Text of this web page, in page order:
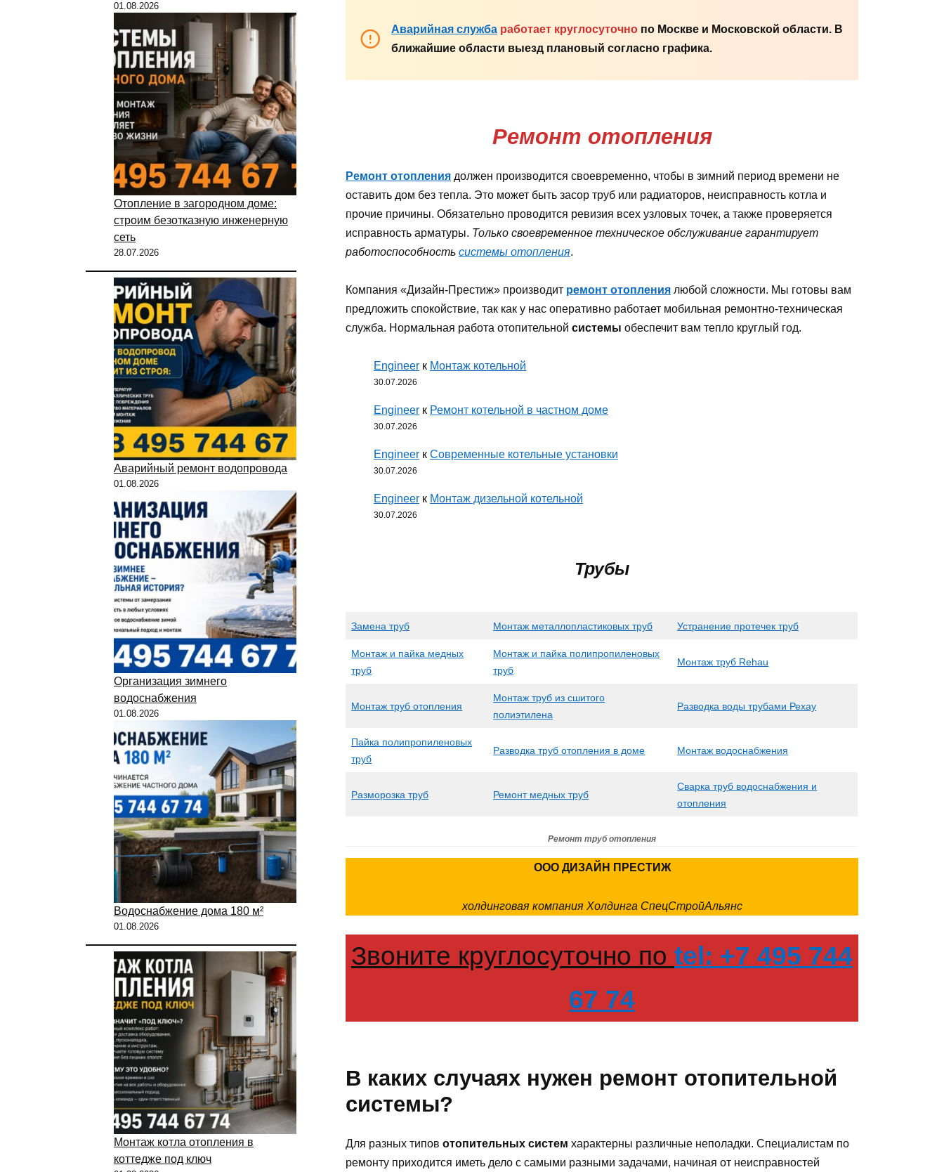
Аварийная служба работает круглосуточно по Москве и Московской области. В
ближайшие области выезд плановый согласно графика.
Ремонт отопления
Ремонт отопления должен производится своевременно, чтобы в зимний период времени не
оставить дом без тепла. Это может быть засор труб или радиаторов, неисправность котла и
прочие причины. Обязательно проводится ревизия всех узловых точек, а также проверяется
исправность арматуры. Только своевременное техническое обслуживание гарантирует
работоспособность системы отопления.
Компания «Дизайн-Престиж» производит ремонт отопления любой сложности. Мы готовы вам
предложить спокойствие, так как у нас оперативно работает мобильная ремонтно-техническая
служба. Нормальная работа отопительной системы обеспечит вам тепло круглый год.
Engineer к Монтаж котельной
30.07.2026
Engineer к Ремонт котельной в частном доме
30.07.2026
Engineer к Современные котельные установки
30.07.2026
Engineer к Монтаж дизельной котельной
30.07.2026
Трубы
Замена труб Монтаж металлопластиковых труб Устранение протечек труб
Монтаж и пайка медных
труб
Монтаж и пайка полипропиленовых
труб
Монтаж труб Rehau
Монтаж труб отопления
Монтаж труб из сшитого
полиэтилена
Разводка воды трубами Рехау
Пайка полипропиленовых
труб
Разводка труб отопления в доме Монтаж водоснабжения
Разморозка труб Ремонт медных труб
Сварка труб водоснабжения и
отопления
Ремонт труб отопления
ООО ДИЗАЙН ПРЕСТИЖ
холдинговая компания Холдинга СпецСтройАльянс
Звоните круглосуточно по tel: +7 495 744
67 74
В каких случаях нужен ремонт отопительной
системы?
Для разных типов отопительных систем характерны различные неполадки. Специалистам по
ремонту приходится иметь дело с самыми разными задачами, начиная от неисправностей
01.08.2026
Отопление в загородном доме:
строим безотказную инженерную
сеть
28.07.2026
Аварийный ремонт водопровода
01.08.2026
Организация зимнего
водоснабжения
01.08.2026
Водоснабжение дома 180 м²
01.08.2026
Монтаж котла отопления в
коттедже под ключ